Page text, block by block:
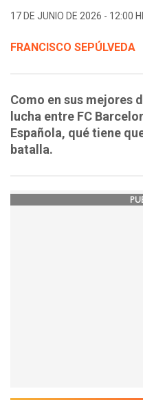
17 DE JUNIO DE 2026 - 12:00
FRANCISCO SEPÚLVEDA
Como en sus mejores
lucha entre FC
Española, qué tiene
batalla.